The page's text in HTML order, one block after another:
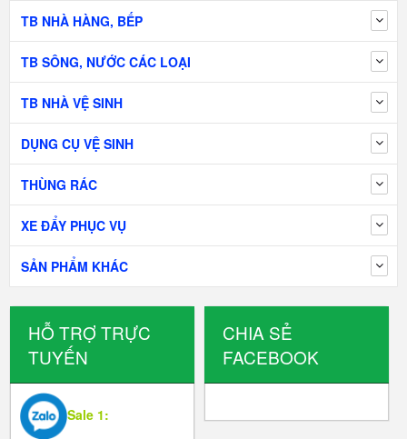
TB NHÀ HÀNG, BẾP
TB SÔNG, NƯỚC CÁC LOẠI
TB NHÀ VỆ SINH
DỤNG CỤ VỆ SINH
THÙNG RÁC
XE ĐẨY PHỤC VỤ
SẢN PHẨM KHÁC
HỖ TRỢ TRỰC
TUYẾN
Sale 1:
CHIA SẺ
FACEBOOK